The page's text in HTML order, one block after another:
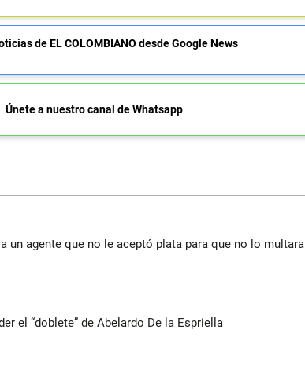
de EL COLOMBIANO desde Google News
Únete a nuestro canal de Whatsapp
un agente que no le aceptó plata para que no lo multara
el “doblete” de Abelardo De la Espriella